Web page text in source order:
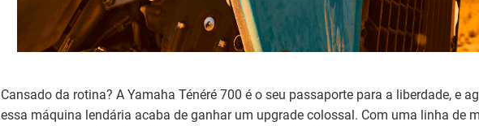
Cansado da rotina? A Yamaha Ténéré 700 é o seu passaporte para a liberdade, e
essa máquina lendária acaba de ganhar um upgrade colossal. Com uma linha de